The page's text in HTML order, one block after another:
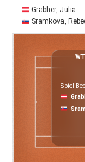
Grabher, Julia
Sramkova,
Spiel